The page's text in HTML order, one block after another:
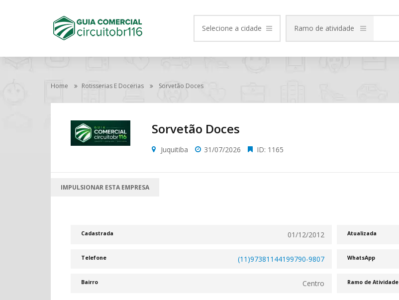
Selecione a cidade Ramo de atividade
Home Rotisserias E Docerias Sorvetão Doces
Sorvetão Doces
Juquitiba 31/07/2026 ID: 1165
IMPULSIONAR ESTA EMPRESA
Cadastrada 01/12/2012 Atualizada
Telefone (11)97381144199790-9807 WhatsApp
Bairro Centro Ramo de Atividade